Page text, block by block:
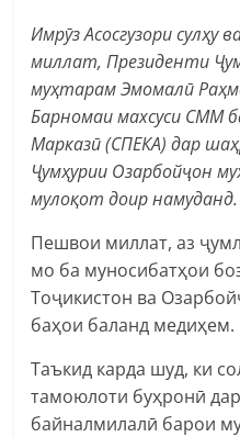
Имрӯз Асосгузори
миллат, Президенти
муҳтарам Эмомалӣ
Барномаи махсуси СММ
Марказӣ (СПЕКА) дар
Ҷумҳурии Озарбойҷон
мулоқот доир намуданд.
Пешвои миллат, аз
мо ба муносибатҳои
Тоҷикистон ва
баҳои баланд медиҳем.
Таъкид карда шуд, ки
тамоюлоти буҳронӣ
байналмилалӣ барои